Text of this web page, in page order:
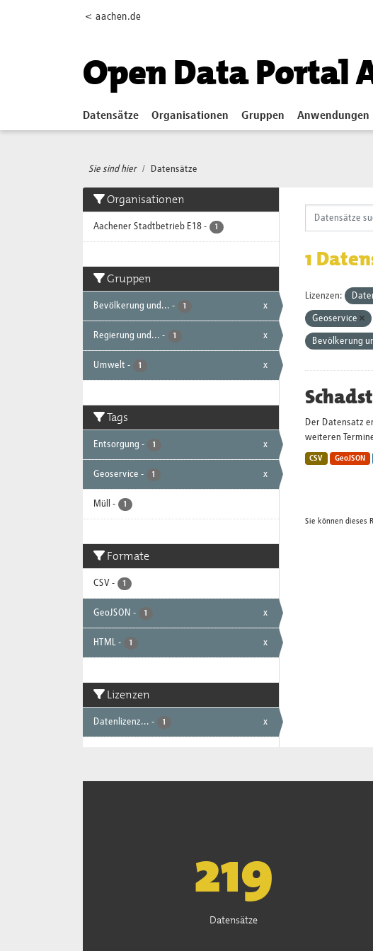
< aachen.de
Open Data Portal
Datensätze Organisationen Gruppen Anwendungen
Sie sind hier Datensätze
Organisationen
Aachener Stadtbetrieb E18 - 1
Gruppen
Bevölkerung und... - 1 x
Regierung und... - 1 x
Umwelt - 1 x
Tags
Entsorgung - 1 x
Geoservice - 1 x
Müll - 1
Formate
CSV - 1
GeoJSON - 1 x
HTML - 1 x
Lizenzen
Datenlizenz... - 1 x
1
Lizenzen:
Geoservice
Bevölkerung
Der Datensatz
weiteren
CSV GeoJSON
Sie können dieses
222
Datensätze